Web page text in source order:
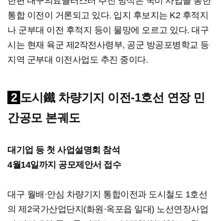
통합 이전이 거론되고 있다. 입지 후보지는 K2 후적지
나 군부대 이전 후적지 등이 물망에 오르고 있다. 대구
시는 현재 육군 제2작전사령부, 공군 방공포병학교 등
지역 군부대 이전사업도 추진 중이다.
2 도시鐵 차량기지 이전-1호선 연장 민
간공모 본궤도
대기업 등 첫 사업설명회 참석
4월14일까지 공모제안서 접수
대구 월배·안심 차량기지 통합이전과 도시철도 1호선
의 제2국가산업단지(화원·옥포읍 일대) 노선연장사업